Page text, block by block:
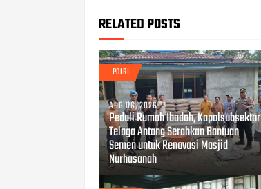
RELATED POSTS
POLRI
AUG 06, 2026
Peduli Rumah Ibadah, Kapolsubsektor
Telaga Antang Serahkan Bantuan
Semen untuk Renovasi Masjid
Nurhasanah